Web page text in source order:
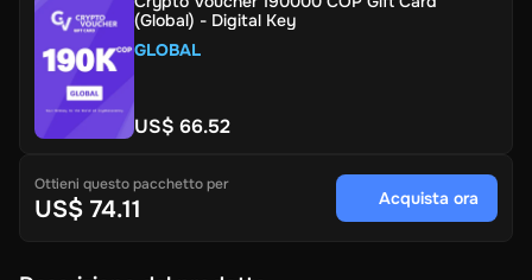
(Global) - Digital Key
GLOBAL
US$ 66.52
Ottieni questo pacchetto per
US$ 74.11 Acquista ora